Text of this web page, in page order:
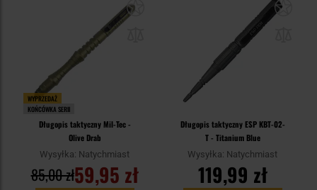
WYPRZEDAŻ
KOŃCÓWKA SERII
Długopis taktyczny Mil-Tec -
Olive Drab
Wysyłka: Natychmiast
59,95 zł
85,00 zł
Długopis taktyczny ESP KBT-02-
T - Titanium Blue
Wysyłka: Natychmiast
119,99 zł